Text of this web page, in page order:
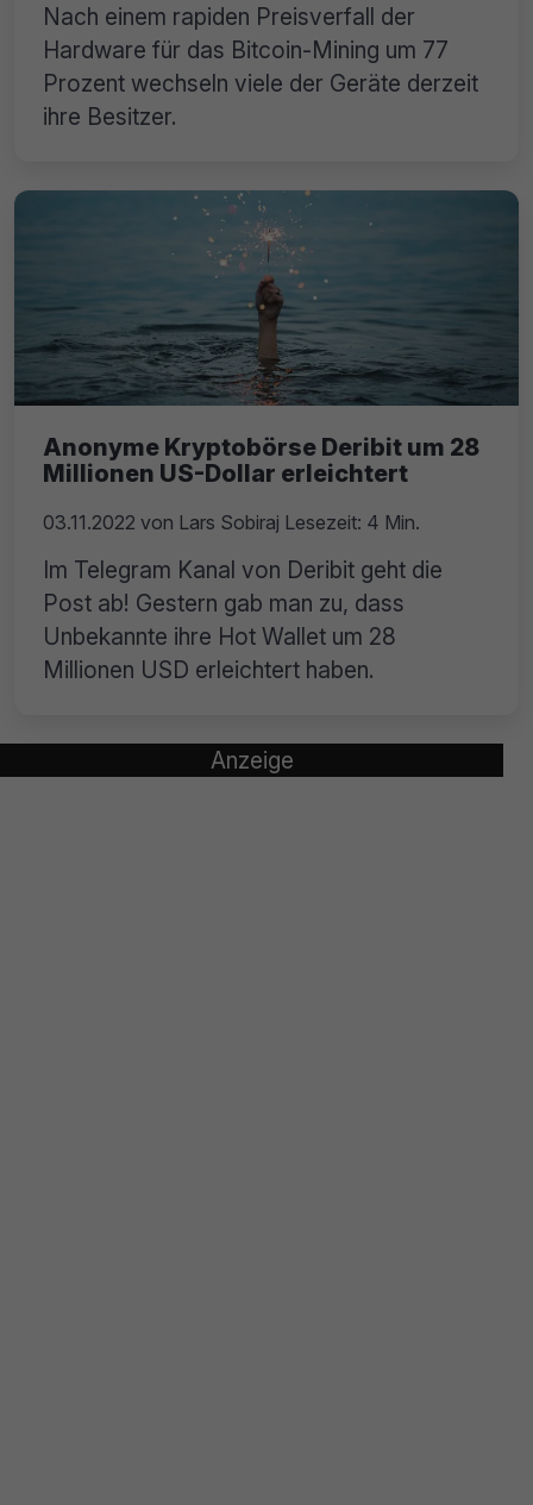
Nach einem rapiden Preisverfall der
Hardware für das Bitcoin-Mining um 77
Prozent wechseln viele der Geräte derzeit
ihre Besitzer.
Anonyme Kryptobörse Deribit um 28
Millionen US-Dollar erleichtert
03.11.2022 von Lars Sobiraj Lesezeit: 4 Min.
Im Telegram Kanal von Deribit geht die
Post ab! Gestern gab man zu, dass
Unbekannte ihre Hot Wallet um 28
Millionen USD erleichtert haben.